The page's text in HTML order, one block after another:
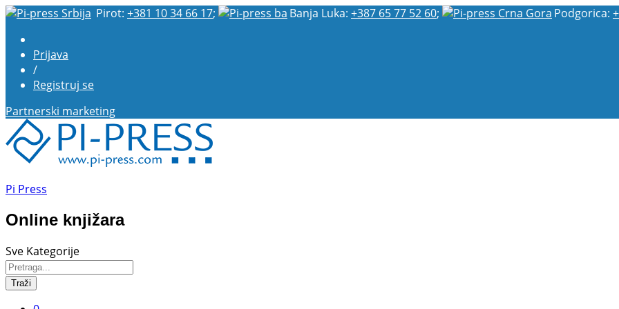
Pirot: +381 10 34 66 17; Banja Luka: +387 65 77 52 60; Podgorica:
Prijava
/
Registruj se
Partnerski marketing
Pi Press
Online knjižara
Sve Kategorije
Traži